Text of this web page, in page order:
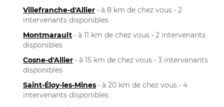
Villefranche-d'Allier • à 8 km de chez vous • 2
intervenants disponibles
Montmarault • à 11 km de chez vous • 2 intervenants
disponibles
Cosne-d'Allier • à 15 km de chez vous • 3 intervenants
disponibles
Saint-Éloy-les-Mines • à 20 km de chez vous • 4
intervenants disponibles